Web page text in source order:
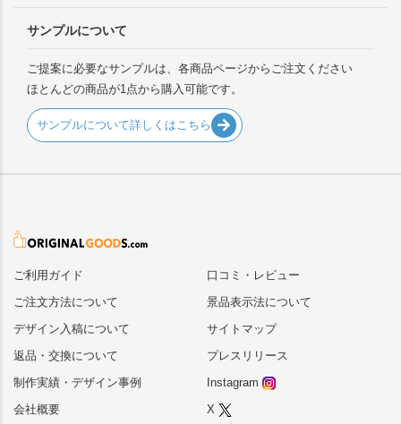
サンプルについて
ご提案に必要なサンプルは、各商品ページからご注文ください
ほとんどの商品が1点から購入可能です。
サンプルについて詳しくはこちら
ご利用ガイド
ご注文方法について
デザイン入稿について
返品・交換について
制作実績・デザイン事例
会社概要
口コミ・レビュー
景品表示法について
サイトマップ
プレスリリース
Instagram
X